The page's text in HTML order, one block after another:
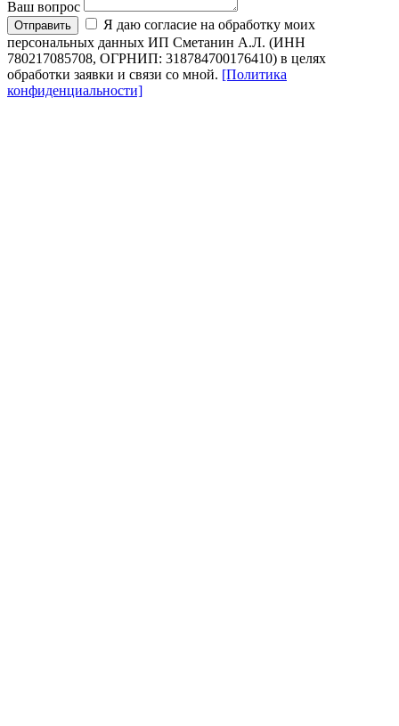
Ваш вопрос
Отправить
Я даю согласие на обработку моих
персональных данных ИП Сметанин А.Л. (ИНН
780217085708, ОГРНИП: 318784700176410) в целях
обработки заявки и связи со мной. [Политика
конфиденциальности]